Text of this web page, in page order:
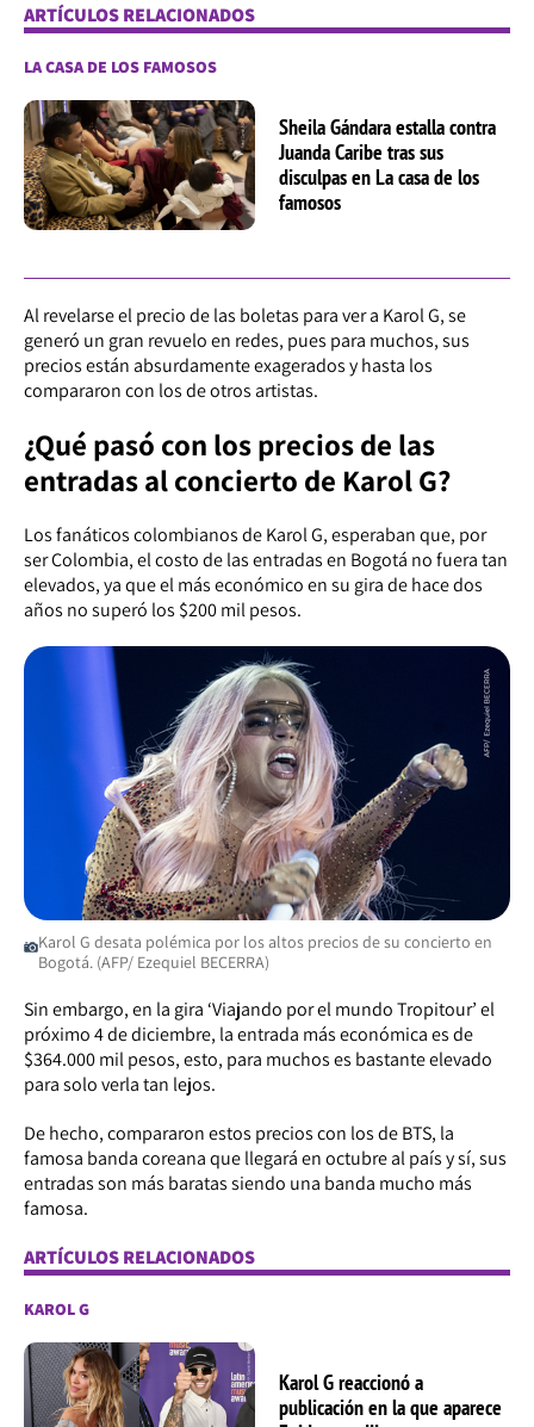
ARTÍCULOS RELACIONADOS
LA CASA DE LOS FAMOSOS
Sheila Gándara estalla contra
Juanda Caribe tras sus
disculpas en La casa de los
famosos
Al revelarse el precio de las boletas para ver a Karol G, se
generó un gran revuelo en redes, pues para muchos, sus
precios están absurdamente exagerados y hasta los
compararon con los de otros artistas.
¿Qué pasó con los precios de las
entradas al concierto de Karol G?
Los fanáticos colombianos de Karol G, esperaban que, por
ser Colombia, el costo de las entradas en Bogotá no fuera tan
elevados, ya que el más económico en su gira de hace dos
años no superó los $200 mil pesos.
Karol G desata polémica por los altos precios de su concierto en
Bogotá. (AFP/ Ezequiel BECERRA)
Sin embargo, en la gira ‘Viajando por el mundo Tropitour’ el
próximo 4 de diciembre, la entrada más económica es de
$364.000 mil pesos, esto, para muchos es bastante elevado
para solo verla tan lejos.
De hecho, compararon estos precios con los de BTS, la
famosa banda coreana que llegará en octubre al país y sí, sus
entradas son más baratas siendo una banda mucho más
famosa.
ARTÍCULOS RELACIONADOS
KAROL G
Karol G reaccionó a
publicación en la que aparece